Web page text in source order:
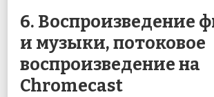
6. Воспроизведение
и музыки, потоковое
воспроизведение на
Chromecast